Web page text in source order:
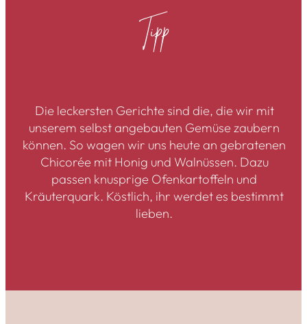
Tipp
Die leckersten Gerichte sind die, die wir mit
unserem selbst angebauten Gemüse zaubern
können. So wagen wir uns heute an gebratenen
Chicorée mit Honig und Walnüssen. Dazu
passen knusprige Ofenkartoffeln und
Kräuterquark. Köstlich, ihr werdet es bestimmt
lieben.